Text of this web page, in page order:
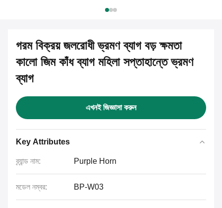
গরম বিক্রয় জলরোধী ভ্রমণ ব্যাগ বড় ক্ষমতা
কালো জিম কাঁধ ব্যাগ মহিলা সপ্তাহান্তে ভ্রমণ
ব্যাগ
এখনই জিজ্ঞাসা করুন
Key Attributes
ব্র্যান্ড নাম: Purple Horn
মডেল নম্বর: BP-W03